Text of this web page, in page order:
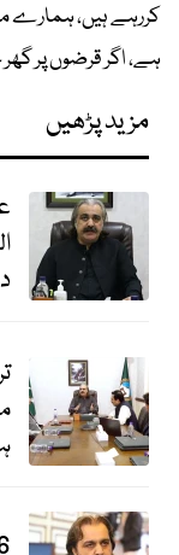
کررہے ہیں،
ہے، اگر قرضوں پر
مزید پڑھیں